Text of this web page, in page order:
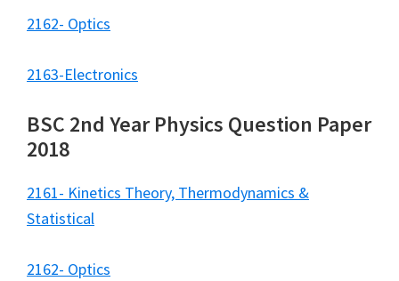
2162- Optics
2163-Electronics
BSC 2nd Year Physics Question Paper
2018
2161- Kinetics Theory, Thermodynamics &
Statistical
2162- Optics